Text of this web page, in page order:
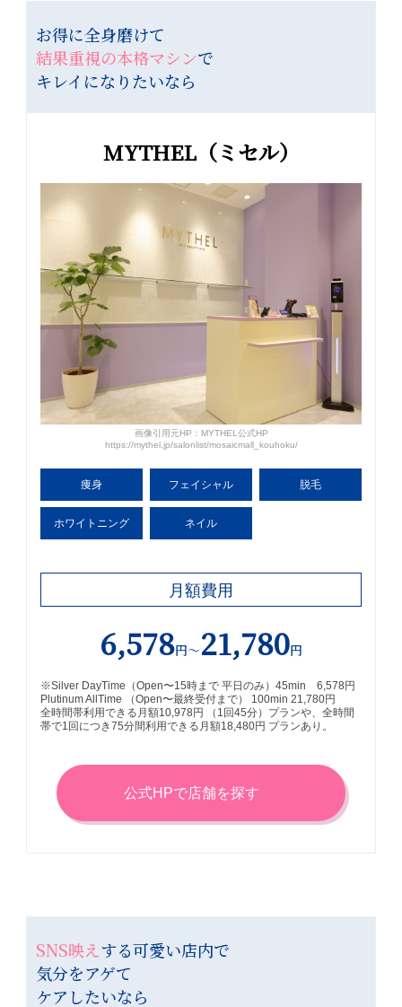
お得に全身磨けて
結果重視の本格マシンで
キレイになりたいなら
MYTHEL（ミセル）
画像引用元HP：MYTHEL公式HP
https://mythel.jp/salonlist/mosaicmall_kouhoku/
痩身 フェイ シャル 脱毛
ホワイト ニング ネイル
月額費用
6,578円～21,780円
※Silver DayTime（Open〜15時まで 平日のみ）45min 6,578円
Plutinum AllTime （Open〜最終受付まで） 100min 21,780円
全時間帯利用できる月額10,978円 （1回45分）プランや、全時間
帯で1回につき75分間利用できる月額18,480円 プランあり。
公式HPで店舗を探す
SNS映えする可愛い店内で
気分をアゲて
ケアしたいなら